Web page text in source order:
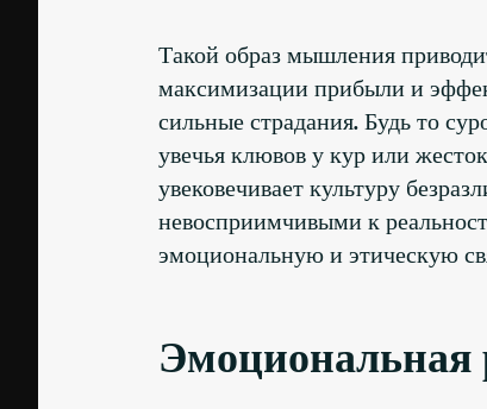
Такой образ мышления
максимизации прибыли и
сильные страдания. Будь то
увечья клювов у кур или
увековечивает культуру
невосприимчивыми к
эмоциональную и этическую
Эмоциональная